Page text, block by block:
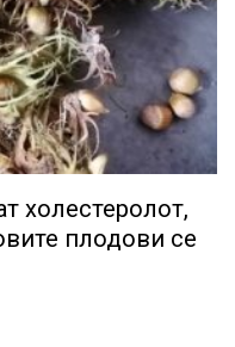
холестеролот,
плодови се